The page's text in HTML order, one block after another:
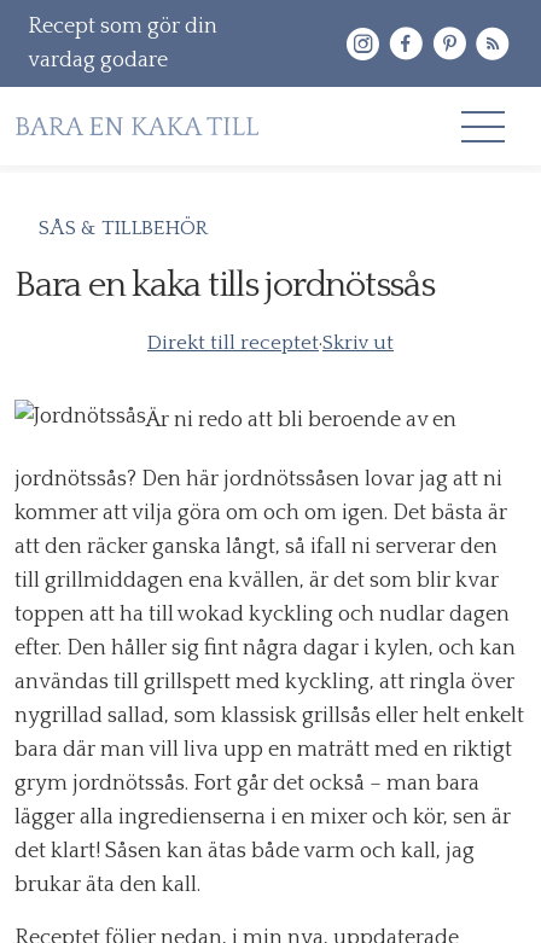
Recept som gör din
vardag godare
till
OM MIG
efter:
SÅS & TILLBEHÖR
Bara en kaka tills jordnötssås
Direkt till receptet·Skriv ut
Är ni redo att bli beroende av en
jordnötssås? Den här jordnötssåsen lovar jag att ni
kommer att vilja göra om och om igen. Det bästa är
att den räcker ganska långt, så ifall ni serverar den
till grillmiddagen ena kvällen, är det som blir kvar
toppen att ha till wokad kyckling och nudlar dagen
efter. Den håller sig fint några dagar i kylen, och kan
användas till grillspett med kyckling, att ringla över
nygrillad sallad, som klassisk grillsås eller helt enkelt
bara där man vill liva upp en maträtt med en riktigt
grym jordnötssås. Fort går det också – man bara
lägger alla ingredienserna i en mixer och kör, sen är
det klart! Såsen kan ätas både varm och kall, jag
brukar äta den kall.
Receptet följer nedan, i min nya, uppdaterade